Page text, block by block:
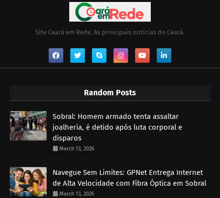
Site Ceará em Rede. As principais notícias do Ceará.
Random Posts
Sobral: Homem armado tenta assaltar
joalheria, é detido após luta corporal e
disparos
March 13, 2026
Navegue Sem Limites: GPNet Entrega Internet
de Alta Velocidade com Fibra Óptica em Sobral
March 13, 2026